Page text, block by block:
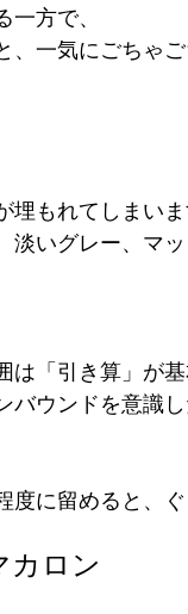
方で、
一気にごちゃ
もれてしまいま
いグレー、マ
「引き算」が基
バウンドを意識
に留めると、
カロン